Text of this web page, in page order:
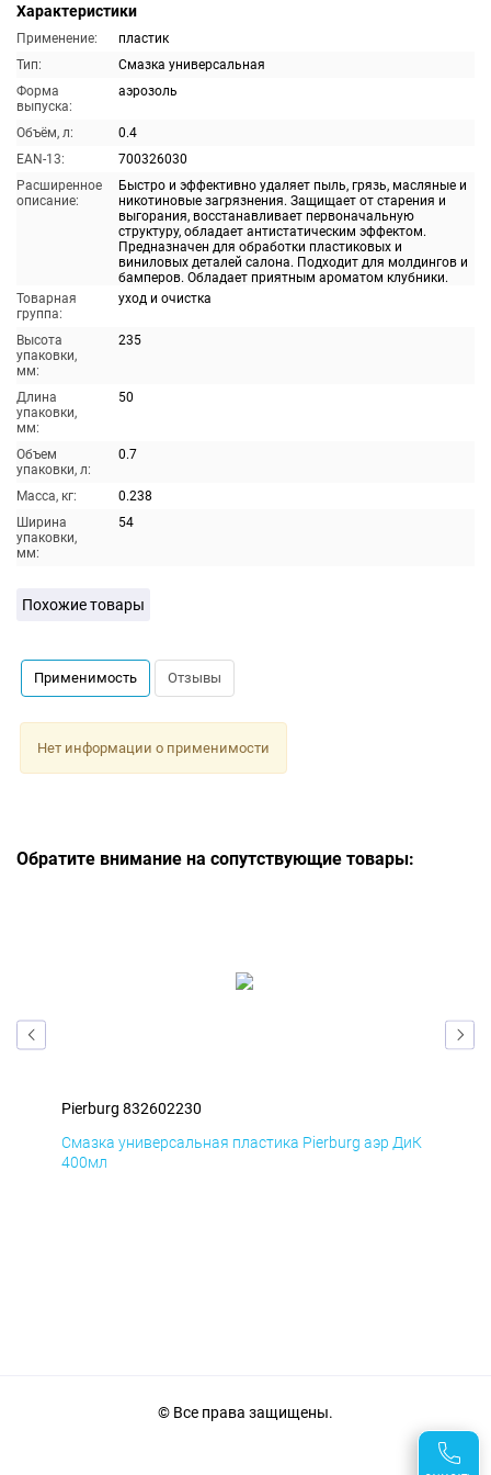
Характеристики
Применение:
пластик
Тип:
Смазка универсальная
Форма
выпуска:
аэрозоль
Объём, л:
0.4
EAN-13:
700326030
Расширенное
описание:
Быстро и эффективно удаляет пыль, грязь, масляные и
никотиновые загрязнения. Защищает от старения и
выгорания, восстанавливает первоначальную
структуру, обладает антистатическим эффектом.
Предназначен для обработки пластиковых и
виниловых деталей салона. Подходит для молдингов и
бамперов. Обладает приятным ароматом клубники.
Товарная
группа:
уход и очистка
Высота
упаковки,
мм:
235
Длина
упаковки,
мм:
50
Объем
упаковки, л:
0.7
Масса, кг:
0.238
Ширина
упаковки,
мм:
54
Похожие товары
Применимость Отзывы
Нет информации о применимости
Обратите внимание на сопутствующие товары:
Pierburg 832602230
Смазка универсальная пластика Pierburg аэр ДиК
400мл
© Все права защищены.